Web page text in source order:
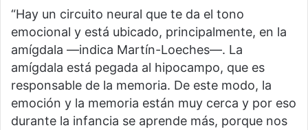
“Hay un circuito neural que te da el tono
emocional y está ubicado, principalmente, en la
amígdala —indica Martín-Loeches—. La
amígdala está pegada al hipocampo, que es
responsable de la memoria. De este modo, la
emoción y la memoria están muy cerca y por eso
durante la infancia se aprende más, porque nos